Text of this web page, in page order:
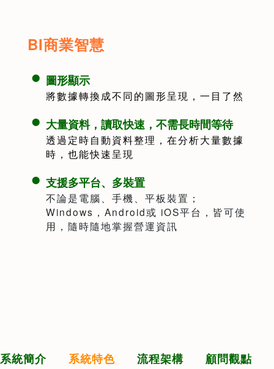
BI商業智慧
圖形顯示
將數據轉換成不同的圖形呈現，一目了然
大量資料，讀取快速，不需長時間等待
透過定時自動資料整理，在分析大量數據
時，也能快速呈現
支援多平台、多裝置
不論是電腦、手機、平板裝置；
Windows，Android或 iOS平台，皆可使
用，隨時隨地掌握營運資訊
系統簡介 系統特色 流程架構
顧問觀點